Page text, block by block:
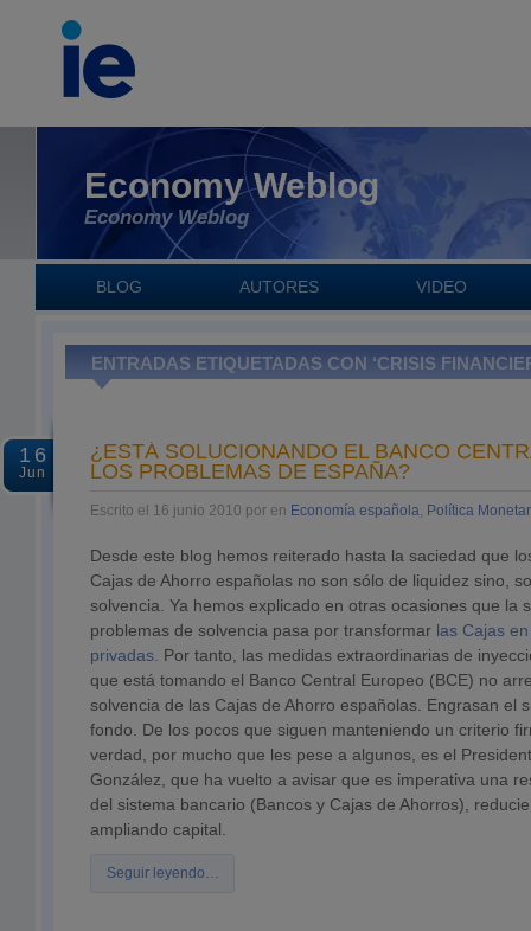
Economy Weblog
Economy Weblog
BLOG AUTORES VIDEO
ENTRADAS ETIQUETADAS CON ‘CRISIS
16
Jun
¿ESTÁ SOLUCIONANDO EL BANCO
LOS PROBLEMAS DE ESPAÑA?
Escrito el 16 junio 2010 por en Economía española, Política
Desde este blog hemos reiterado hasta la saciedad que
Cajas de Ahorro españolas no son sólo de liquidez sino,
solvencia. Ya hemos explicado en otras ocasiones que la
problemas de solvencia pasa por transformar las Cajas
privadas. Por tanto, las medidas extraordinarias de
que está tomando el Banco Central Europeo (BCE) no
solvencia de las Cajas de Ahorro españolas. Engrasan el
fondo. De los pocos que siguen manteniendo un criterio
verdad, por mucho que les pese a algunos, es el
González, que ha vuelto a avisar que es imperativa una
del sistema bancario (Bancos y Cajas de Ahorros),
ampliando capital.
Seguir leyendo…